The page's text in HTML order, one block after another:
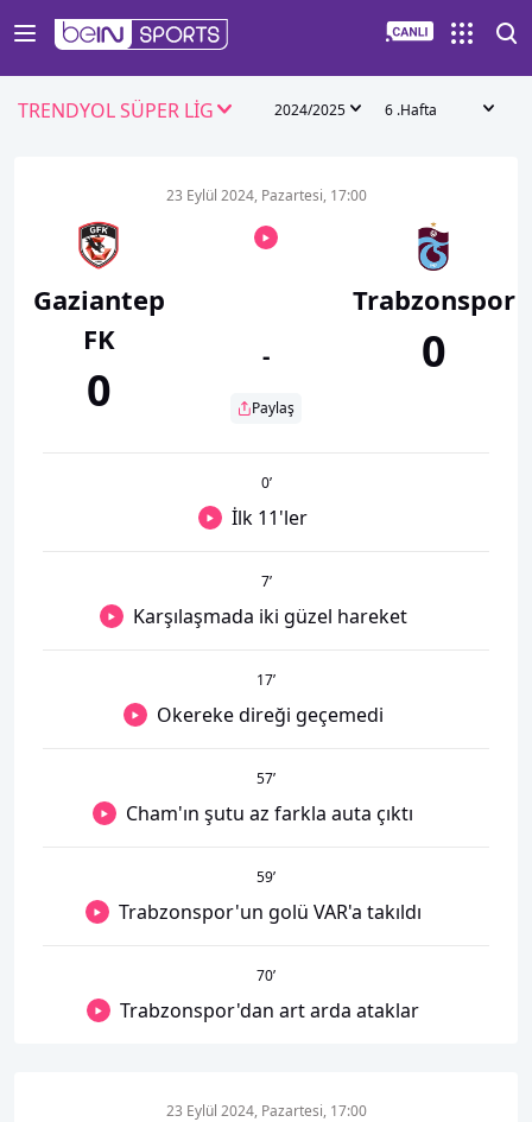
TRENDYOL SÜPER LİG 2024/2025 6 .Hafta
Gaziantep
FK
0
23 Eylül 2024, Pazartesi, 17:00
-
Paylaş
Trabzonspor
0
0’
İlk 11'ler
7’
Karşılaşmada iki güzel hareket
17’
Okereke direği geçemedi
57’
Cham'ın şutu az farkla auta çıktı
59’
Trabzonspor'un golü VAR'a takıldı
70’
Trabzonspor'dan art arda ataklar
23 Eylül 2024, Pazartesi, 17:00